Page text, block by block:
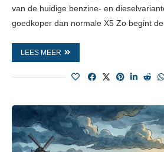
van de huidige benzine- en
goedkoper dan normale X5 Zo begint
LEES MEER